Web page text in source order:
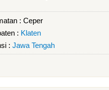
: Ceper
: Klaten
: Jawa Tengah